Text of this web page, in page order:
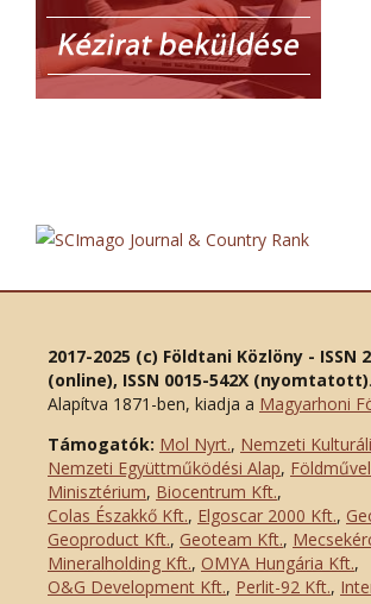
2017-2025 (c) Földtani Közlöny - ISSN
(online), ISSN 0015-542X (nyomtatott).
Alapítva 1871-ben, kiadja a Magyarhoni
Támogatók: Mol Nyrt., Nemzeti
Nemzeti Együttműködési Alap,
Minisztérium, Biocentrum Kft.,
Colas Északkő Kft., Elgoscar 2000 Kft.,
Geoproduct Kft., Geoteam Kft.,
Mineralholding Kft., OMYA Hungária Kft.,
O&G Development Kft., Perlit-92 Kft.,